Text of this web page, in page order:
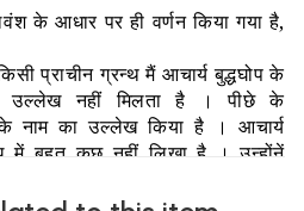
के आधार पर ही वर्णन किया गया है,
प्राचीन ग्रन्थ मैं आचार्य बुद्धघोप के
उल्लेख नहीं मिलता है । पीछे के
नाम का उल्लेख किया है । आचार्य
में बहुत कुछ नहीं लिखा है । उन्होंनें
भी उन्होंनें अपनी कृतज्ञता प्रगट करने